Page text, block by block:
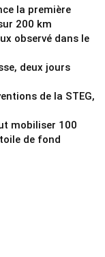
la première
200 km
observé dans le
deux jours
de la STEG,
mobiliser 100
de fond